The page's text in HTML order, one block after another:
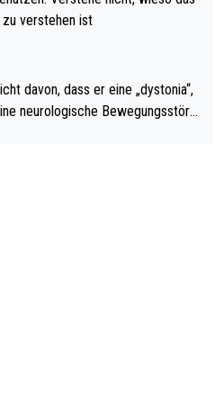
schießt öfters mal gegen Ric
verstehen ist
davon, dass er eine „dystonia“,
neurologische Bewegungsstöru